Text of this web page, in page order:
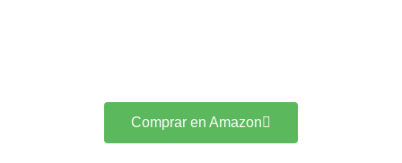
Comprar en Amazon